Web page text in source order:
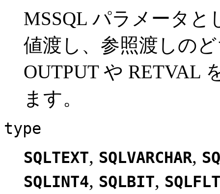
MSSQL パラメータと
値渡し、参照渡しの
OUTPUT や RETVAL
ます。
type
SQLTEXT, SQLVARCHAR,
SQLINT4, SQLBIT,